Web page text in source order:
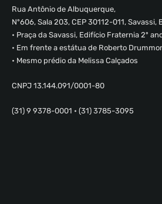
Rua Antônio de Albuquerque,
Nº606, Sala 203, CEP 30112-011, Savassi,
• Praça da Savassi, Edifício Fraternia 2º
• Em frente a estátua de Roberto
• Mesmo prédio da Melissa Calçados
CNPJ 13.144.091/0001-80
(31) 9 9378-0001 • (31) 3785-3095